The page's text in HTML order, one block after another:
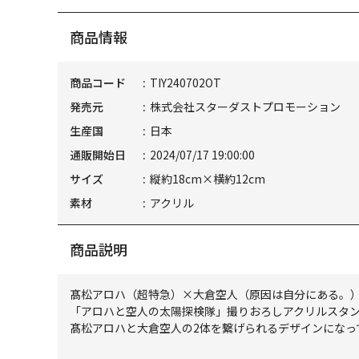
商品情報
商品コード
TIY240702OT
発売元
株式会社スターダストプロモーション
生産国
日本
通販開始日
2024/07/17 19:00:00
サイズ
縦約18cm×横約12cm
素材
アクリル
商品説明
髙松アロハ（超特急）×大倉空人（原因は自分にある。）
「アロハと空人の太陽探検隊」撮りおろしアクリルスタン
髙松アロハと大倉空人の2体を繋げられるデザインになっ